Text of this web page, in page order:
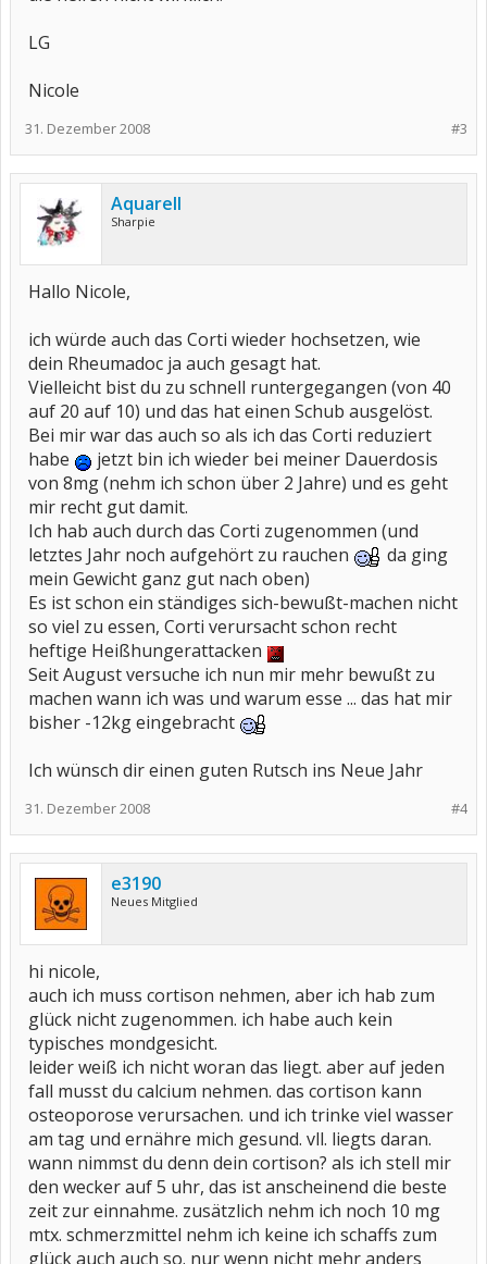
LG
Nicole
#3
31. Dezember 2008
Aquarell
Sharpie
Hallo Nicole,
ich würde auch das Corti wieder hochsetzen, wie
dein Rheumadoc ja auch gesagt hat.
Vielleicht bist du zu schnell runtergegangen (von 40
auf 20 auf 10) und das hat einen Schub ausgelöst.
Bei mir war das auch so als ich das Corti reduziert
habe
jetzt bin ich wieder bei meiner Dauerdosis
von 8mg (nehm ich schon über 2 Jahre) und es geht
mir recht gut damit.
Ich hab auch durch das Corti zugenommen (und
letztes Jahr noch aufgehört zu rauchen
da ging
mein Gewicht ganz gut nach oben)
Es ist schon ein ständiges sich-bewußt-machen nicht
so viel zu essen, Corti verursacht schon recht
heftige Heißhungerattacken
Seit August versuche ich nun mir mehr bewußt zu
machen wann ich was und warum esse ... das hat mir
bisher -12kg eingebracht
Ich wünsch dir einen guten Rutsch ins Neue Jahr
#4
31. Dezember 2008
e3190
Neues Mitglied
hi nicole,
auch ich muss cortison nehmen, aber ich hab zum
glück nicht zugenommen. ich habe auch kein
typisches mondgesicht.
leider weiß ich nicht woran das liegt. aber auf jeden
fall musst du calcium nehmen. das cortison kann
osteoporose verursachen. und ich trinke viel wasser
am tag und ernähre mich gesund. vll. liegts daran.
wann nimmst du denn dein cortison? als ich stell mir
den wecker auf 5 uhr, das ist anscheinend die beste
zeit zur einnahme. zusätzlich nehm ich noch 10 mg
mtx. schmerzmittel nehm ich keine ich schaffs zum
glück auch auch so. nur wenn nicht mehr anders